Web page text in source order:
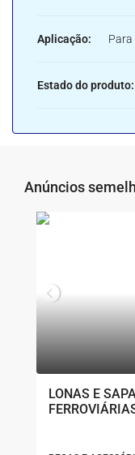
Aplicação: Para
Estado do produto:
Anúncios
LONAS E